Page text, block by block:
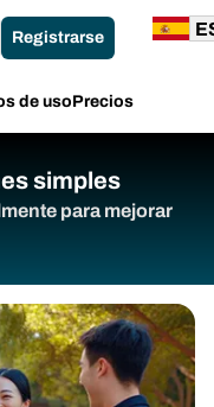
de usoPrecios
Registrarse
simples
para mejorar